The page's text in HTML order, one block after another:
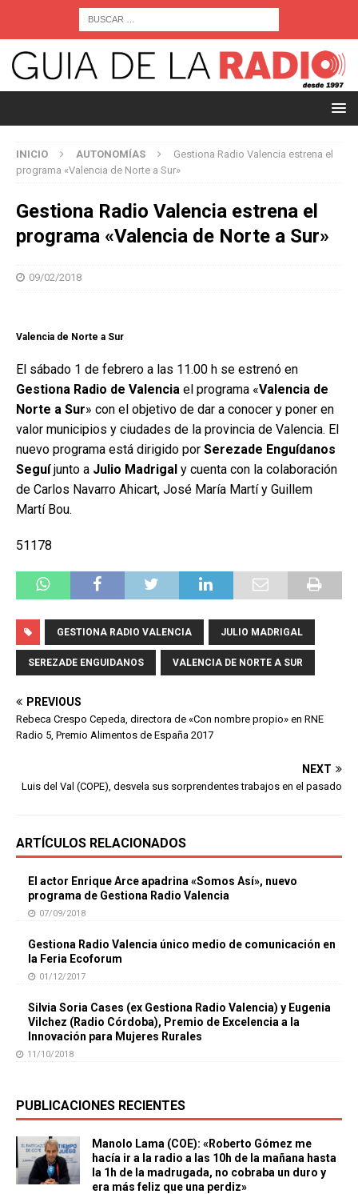
INICIO AUTONOMÍAS
Gestiona Radio Valencia estrena el
programa «Valencia de Norte a Sur»
Gestiona Radio Valencia estrena el
programa «Valencia de Norte a Sur»
09/02/2018
Valencia de Norte a Sur
El sábado 1 de febrero a las 11.00 h se estrenó en
Gestiona Radio de Valencia el programa «Valencia de
Norte a Sur» con el objetivo de dar a conocer y poner en
valor municipios y ciudades de la provincia de Valencia. El
nuevo programa está dirigido por Serezade Enguídanos
Seguíjunto a Julio Madrigal y cuenta con la colaboración
de Carlos Navarro Ahicart, José María Martí y Guillem
Martí Bou.
51178
GESTIONA RADIO VALENCIA JULIO MADRIGAL
SEREZADE ENGUIDANOS VALENCIA DE NORTE A SUR
PREVIOUS
Rebeca Crespo Cepeda, directora de «Con nombre propio» en RNE
Radio 5, Premio Alimentos de España 2017
NEXT
Luis del Val (COPE), desvela sus sorprendentes trabajos en el pasado
ARTÍCULOS RELACIONADOS
El actor Enrique Arce apadrina «Somos Así», nuevo
programa de Gestiona Radio Valencia
07/09/2018
Gestiona Radio Valencia único medio de comunicación en
la Feria Ecoforum
01/12/2017
Silvia Soria Cases (ex Gestiona Radio Valencia) y Eugenia
Vilchez (Radio Córdoba), Premio de Excelencia a la
Innovación para Mujeres Rurales
11/10/2018
PUBLICACIONES RECIENTES
Manolo Lama (COE): «Roberto Gómez me
hacía ir a la radio a las 10h de la mañana hasta
la 1h de la madrugada, no cobraba un duro y
era más feliz que una perdiz»